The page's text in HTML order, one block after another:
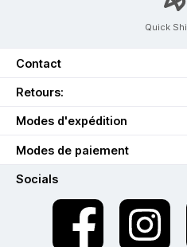
Quick
Contact
Retours:
Modes d'expédition
Modes de paiement
Socials